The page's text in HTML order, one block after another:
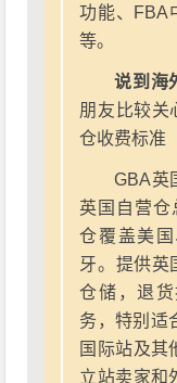
功能、FBA
等。
说到海
朋友比较关
仓收费标准
GBA英
英国自营仓
仓覆盖美
牙。提供英
仓储，退
务，特别适
国际站及其
立站卖家和